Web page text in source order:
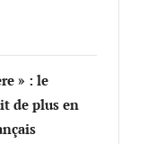
» : le
de plus en